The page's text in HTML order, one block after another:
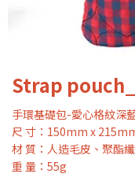
Strap
手環基礎包-愛心格紋深
尺 寸：150mm x
材 質：人造毛皮、聚酯
重 量：55g